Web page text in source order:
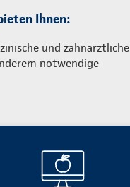
Ihnen:
und zahnärztliche
notwendige